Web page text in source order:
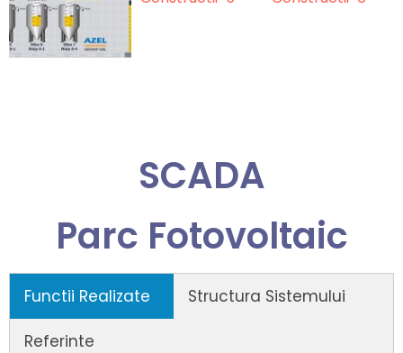
SCADA
Parc Fotovoltaic
Functii Realizate Structura Sistemului
Referinte